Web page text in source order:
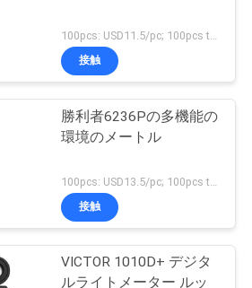
100pcs: USD11.5/pc; 100pcs to 500pcs: USD11/pc; 500pcs to 1000pcs: USD10.5; Above 3000pcs: USD10/pc MOQ:100PCS
接触
勝利者6236Pの多機能の
環境のメートル
100pcs: USD13.5/pc; 100pcs to 500pcs: USD12.8/pc; 500pcs to 1000pcs: USD12.2pc; Above 3000pcs: USD11.6/pc MOQ:100PCS
接触
VICTOR 1010D+ デジタ
ルライトメーター ルッ